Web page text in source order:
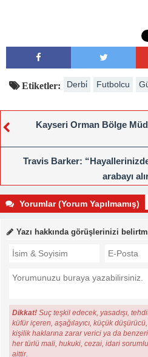
Etiketler: Derbi̇ Futbolcu
Kayseri Orman Bölge
Travis Barker:
arabayı
Yorumlar (Yorum Yapılmamış)
Yazı hakkında görüşlerinizi
Dikkat! Suç teşkil edecek, yasadışı,
küfür içeren, aşağılayıcı, küçük
kişilik haklarına zarar verici ya da
her türlü mali, hukuki, cezai, idari
aittir.